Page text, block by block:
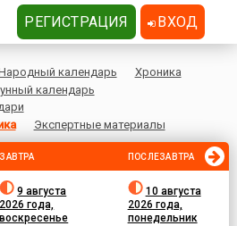
календарь
Хроника
календарь
Экспертные материалы
ЗАВТРА
9 августа
2026 года,
воскресенье
ПОСЛЕЗАВТРА
10 августа
2026 года,
понедельник
РЕГИСТРАЦИЯ ВХОД